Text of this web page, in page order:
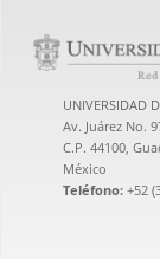
UNIVERSIDAD
Av. Juárez No.
C.P. 44100,
México
Teléfono: +52